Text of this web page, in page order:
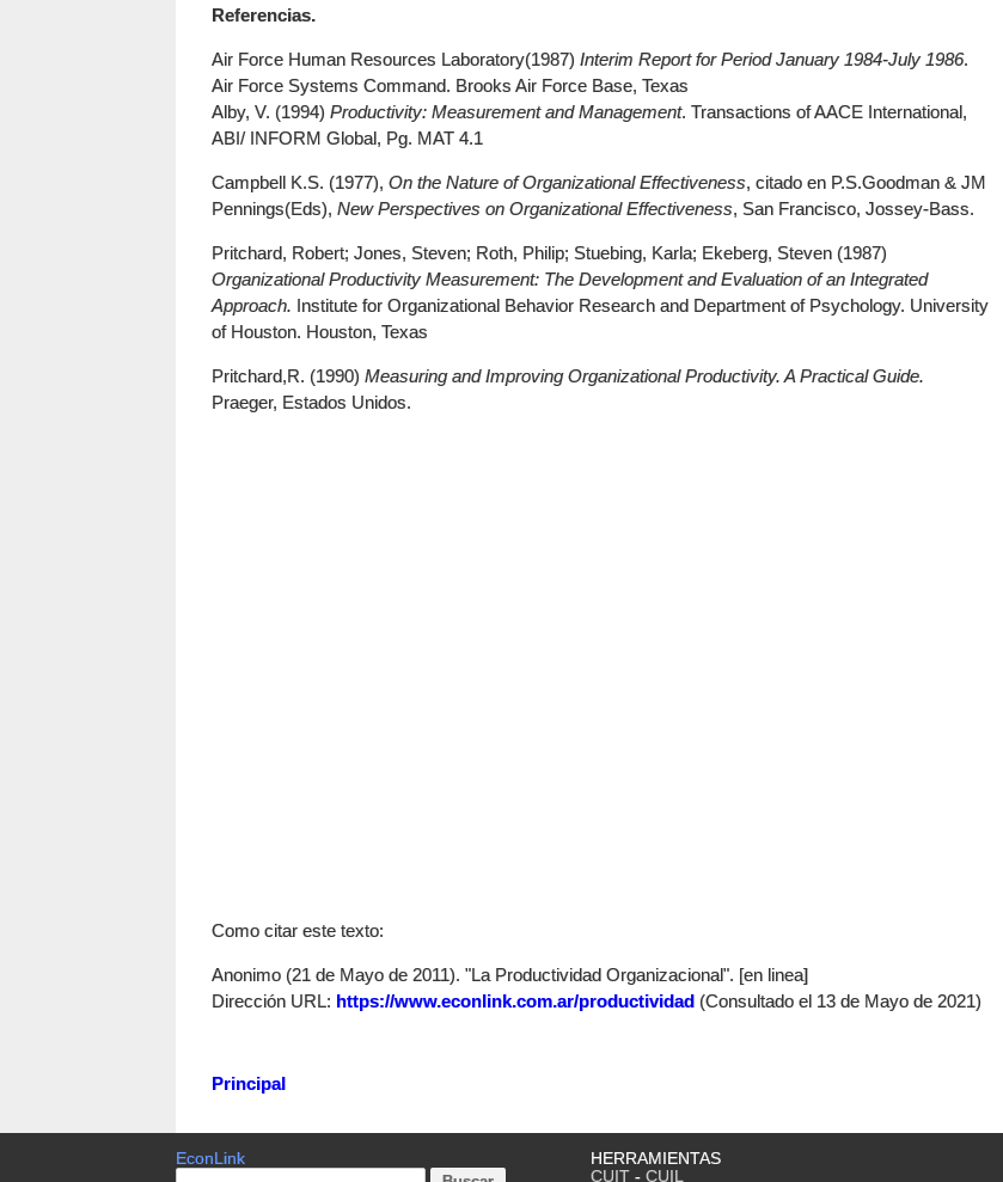
Referencias.
Air Force Human Resources Laboratory(1987) Interim Report for Period January 1984-July 1986.
Air Force Systems Command. Brooks Air Force Base, Texas
Alby, V. (1994) Productivity: Measurement and Management. Transactions of AACE International,
ABI/ INFORM Global, Pg. MAT 4.1
Campbell K.S. (1977), On the Nature of Organizational Effectiveness, citado en P.S.Goodman & JM
Pennings(Eds), New Perspectives on Organizational Effectiveness, San Francisco, Jossey-Bass.
Pritchard, Robert; Jones, Steven; Roth, Philip; Stuebing, Karla; Ekeberg, Steven (1987)
Organizational Productivity Measurement: The Development and Evaluation of an Integrated
Approach. Institute for Organizational Behavior Research and Department of Psychology. University
of Houston. Houston, Texas
Pritchard,R. (1990) Measuring and Improving Organizational Productivity. A Practical Guide.
Praeger, Estados Unidos.
Como citar este texto:
Anonimo (21 de Mayo de 2011). "La Productividad Organizacional". [en linea]
Dirección URL: https://www.econlink.com.ar/productividad (Consultado el 13 de Mayo de 2021)
Principal
EconLink
HERRAMIENTAS
CUIT- CUIL